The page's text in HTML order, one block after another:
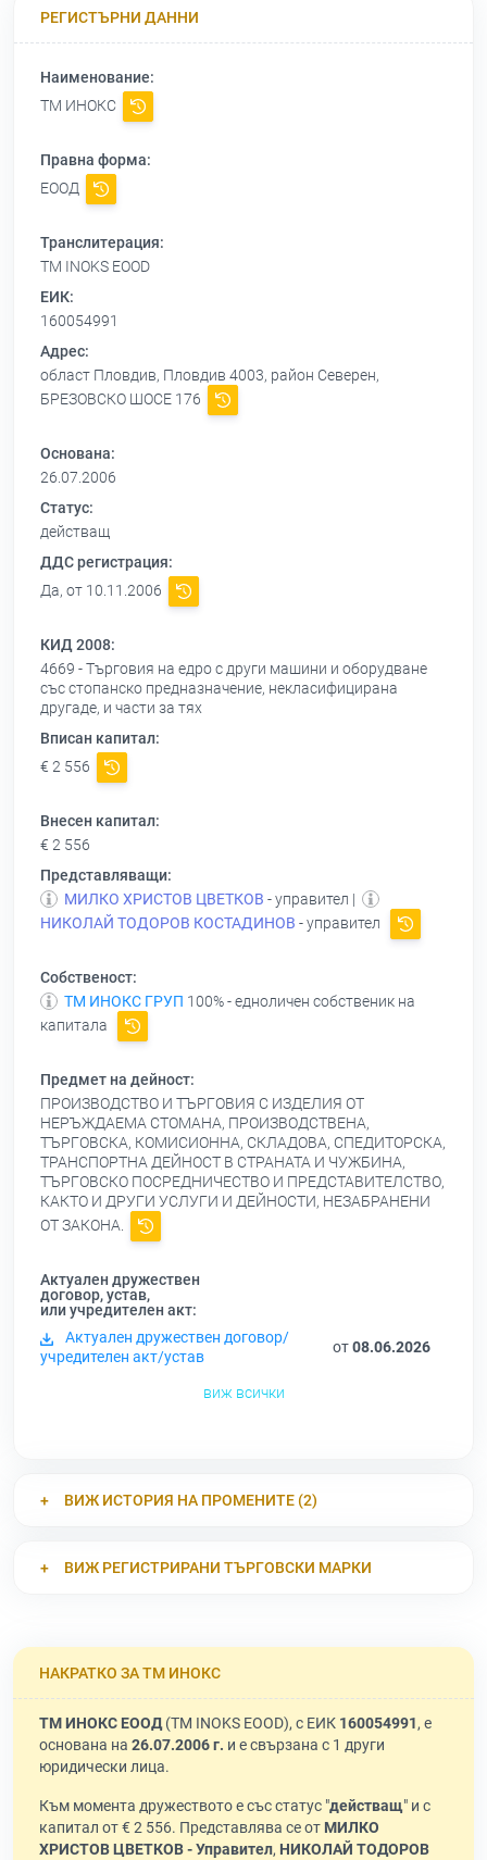
РЕГИСТЪРНИ ДАННИ
Наименование:
ТМ ИНОКС
Правна форма:
ЕООД
Транслитерация:
TM INOKS EOOD
ЕИК:
160054991
Адрес:
област Пловдив, Пловдив 4003, район Северен,
БРЕЗОВСКО ШОСЕ 176
Основана:
26.07.2006
Статус:
действащ
ДДС регистрация:
Да, от 10.11.2006
КИД 2008:
4669 - Търговия на едро с други машини и оборудване
със стопанско предназначение, некласифицирана
другаде, и части за тях
Вписан капитал:
€ 2 556
Внесен капитал:
€ 2 556
Представляващи:
МИЛКО ХРИСТОВ ЦВЕТКОВ - управител |
НИКОЛАЙ ТОДОРОВ КОСТАДИНОВ - управител
Собственост:
ТМ ИНОКС ГРУП 100% - едноличен собственик на
капитала
Предмет на дейност:
ПРОИЗВОДСТВО И ТЪРГОВИЯ С ИЗДЕЛИЯ ОТ
НЕРЪЖДАЕМА СТОМАНА, ПРОИЗВОДСТВЕНА,
ТЪРГОВСКА, КОМИСИОННА, СКЛАДОВА, СПЕДИТОРСКА,
ТРАНСПОРТНА ДЕЙНОСТ В СТРАНАТА И ЧУЖБИНА,
ТЪРГОВСКО ПОСРЕДНИЧЕСТВО И ПРЕДСТАВИТЕЛСТВО,
КАКТО И ДРУГИ УСЛУГИ И ДЕЙНОСТИ, НЕЗАБРАНЕНИ
ОТ ЗАКОНА.
Актуален дружествен
договор, устав,
или учредителен акт:
Актуален дружествен договор/
учредителен акт/устав
от08.06.2026
виж всички
ВИЖ ИСТОРИЯ НА ПРОМЕНИТЕ (2)
ВИЖ РЕГИСТРИРАНИ ТЪРГОВСКИ МАРКИ
НАКРАТКО ЗА ТМ ИНОКС
ТМ ИНОКС ЕООД(TM INOKS EOOD), с ЕИК 160054991, е
основана на 26.07.2006 г. и е свързана с 1 други
юридически лица.
Към момента дружеството е със статус "действащ" и с
капитал от € 2 556. Представлява се от МИЛКО
ХРИСТОВ ЦВЕТКОВ - Управител, НИКОЛАЙ ТОДОРОВ